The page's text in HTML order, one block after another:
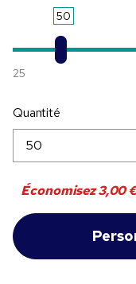
50
25
Quantité
Économisez3,00